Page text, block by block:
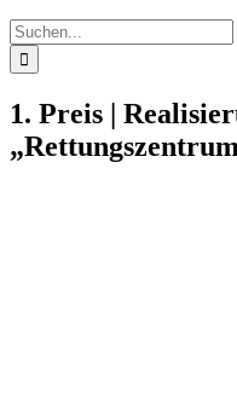
Suche
nach:
1. Preis |